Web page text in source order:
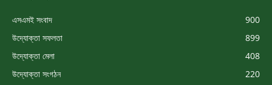
এসএমই সংবাদ
900
উদ্যোক্তা সফলতা
899
উদ্যোক্তা মেলা
408
উদ্যোক্তা সংগঠন
220